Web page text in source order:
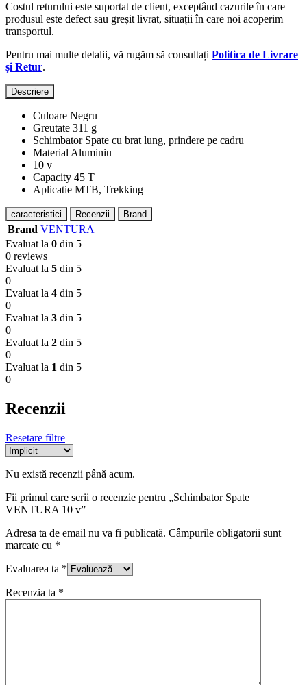
Costul returului este suportat de client, exceptând cazurile în care
produsul este defect sau greșit livrat, situații în care noi acoperim
transportul.
Pentru mai multe detalii, vă rugăm să consultați Politica de Livrare
și Retur.
Descriere
Culoare Negru
Greutate 311 g
Schimbator Spate cu brat lung, prindere pe cadru
Material Aluminiu
10 v
Capacity 45 T
Aplicatie MTB, Trekking
caracteristici Recenzii Brand
Brand VENTURA
Evaluat la 0 din 5
0 reviews
Evaluat la 5 din 5
0
Evaluat la 4 din 5
0
Evaluat la 3 din 5
0
Evaluat la 2 din 5
0
Evaluat la 1 din 5
0
Recenzii
Resetare filtre
Nu există recenzii până acum.
Fii primul care scrii o recenzie pentru „Schimbator Spate
VENTURA 10 v”
Adresa ta de email nu va fi publicată. Câmpurile obligatorii sunt
marcate cu *
Evaluarea ta *
Recenzia ta *